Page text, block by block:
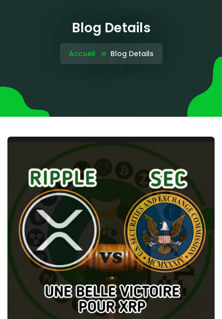
Blog Details
Accueil Blog Details